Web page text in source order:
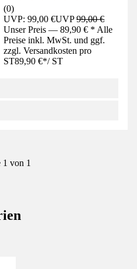
(0)
UVP: 99,00 €UVP99,00 €
Unser Preis — 89,90 € * Alle
Preise inkl. MwSt. und ggf.
zzgl. Versandkosten pro
ST89,90 €*/ ST
1 von 1